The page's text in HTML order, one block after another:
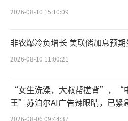
原材料。相比之下，售价
对于舍得给毛孩子
问题。“我买的宠物
别’，人都能吃的食
2026-08-10 15:10:09
非农爆冷负增长 美联储加息预期
2026-08-10 11:00:21
“女生洗澡，大叔帮搓背”，“
王”苏泊尔AI广告辣眼睛，已紧
2026-08-06 09:44:37